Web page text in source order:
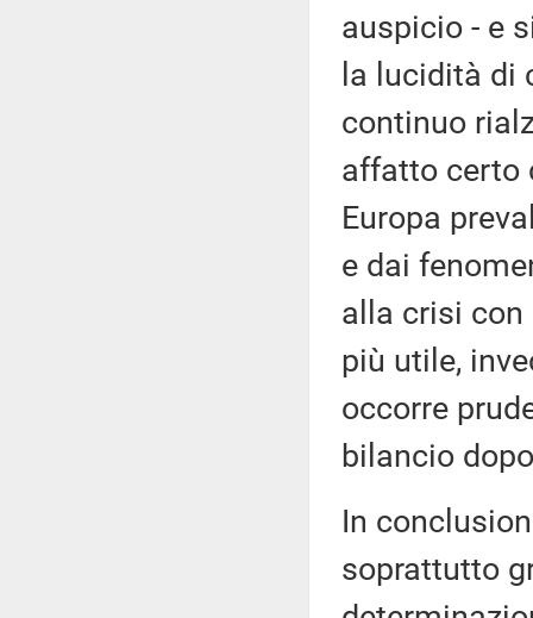
auspicio - e
la lucidità di
continuo
affatto certo
Europa
e dai
alla crisi
più utile,
occorre
bilancio
In
soprattutto